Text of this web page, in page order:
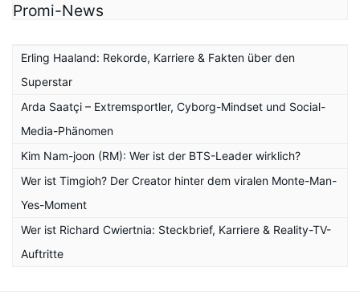
Promi-News
Erling Haaland: Rekorde, Karriere & Fakten über den
Superstar
Arda Saatçi – Extremsportler, Cyborg-Mindset und Social-
Media-Phänomen
Kim Nam-joon (RM): Wer ist der BTS-Leader wirklich?
Wer ist Timgioh? Der Creator hinter dem viralen Monte-Man-
Yes-Moment
Wer ist Richard Cwiertnia: Steckbrief, Karriere & Reality-TV-
Auftritte